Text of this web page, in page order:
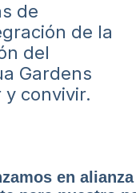
de
de la
del
Gardens
convivir.
en